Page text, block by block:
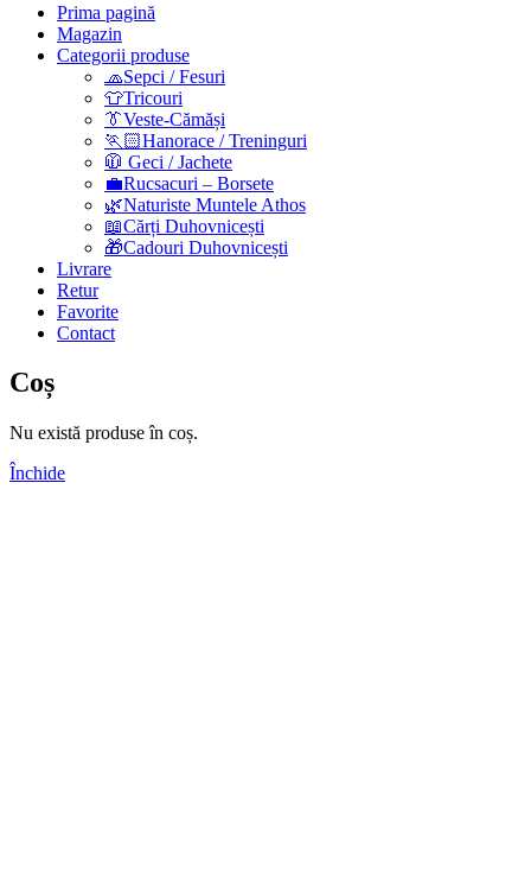
Prima pagină
Magazin
Categorii produse
🧢Sepci / Fesuri
👕Tricouri
👔Veste-Cămăși
🏃🏻Hanorace / Treninguri
🧥 Geci / Jachete
💼Rucsacuri – Borsete
🌿Naturiste Muntele Athos
📖Cărți Duhovnicești
🎁Cadouri Duhovnicești
Livrare
Retur
Favorite
Contact
Coș
Nu există produse în coș.
Închide